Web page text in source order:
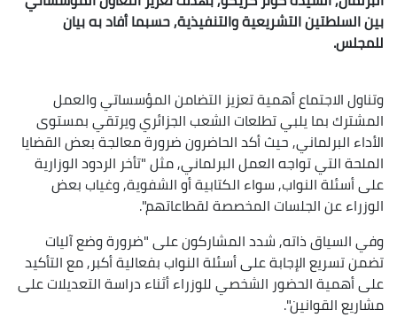
بين السلطتين التشريعية والتنفيذية, حسبما أفاد به بيان
للمجلس.
وتناول الاجتماع أهمية تعزيز التضامن المؤسساتي والعمل
المشترك بما يلبي تطلعات الشعب الجزائري ويرتقي بمستوى
الأداء البرلماني, حيث أكد الحاضرون ضرورة معالجة بعض القضايا
الملحة التي تواجه العمل البرلماني, مثل "تأخر الردود الوزارية
على أسئلة النواب, سواء الكتابية أو الشفوية, وغياب بعض
الوزراء عن الجلسات المخصصة لقطاعاتهم".
وفي السياق ذاته, شدد المشاركون على "ضرورة وضع آليات
تضمن تسريع الإجابة على أسئلة النواب بفعالية أكبر, مع التأكيد
على أهمية الحضور الشخصي للوزراء أثناء دراسة التعديلات على
مشاريع القوانين".